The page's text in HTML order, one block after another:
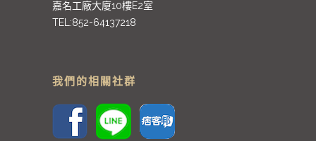
嘉名工廠大廈10樓E2室
TEL:852-64137218
我們的相關社群